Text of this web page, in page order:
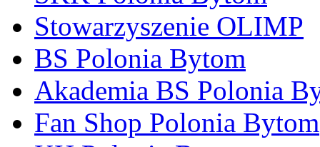
Stowarzyszenie OLIMP
BS Polonia Bytom
Akademia BS Polonia
Fan Shop Polonia Bytom